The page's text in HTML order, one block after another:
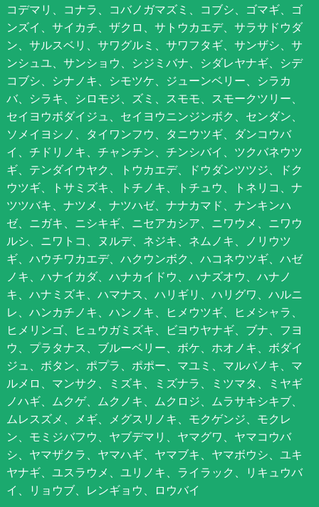
コデマリ、コナラ、コバノガマズミ、コブシ、ゴマギ、ゴ
ンズイ、サイカチ、ザクロ、サトウカエデ、サラサドウダ
ン、サルスベリ、サワグルミ、サワフタギ、サンザシ、サ
ンシュユ、サンショウ、シジミバナ、シダレヤナギ、シデ
コブシ、シナノキ、シモツケ、ジューンベリー、シラカ
バ、シラキ、シロモジ、ズミ、スモモ、スモークツリー、
セイヨウボダイジュ、セイヨウニンジンボク、センダン、
ソメイヨシノ、タイワンフウ、タニウツギ、ダンコウバ
イ、チドリノキ、チャンチン、チンシバイ、ツクバネウツ
ギ、テンダイウヤク、トウカエデ、ドウダンツツジ、ドク
ウツギ、トサミズキ、トチノキ、トチュウ、トネリコ、ナ
ツツバキ、ナツメ、ナツハゼ、ナナカマド、ナンキンハ
ゼ、ニガキ、ニシキギ、ニセアカシア、ニワウメ、ニワウ
ルシ、ニワトコ、ヌルデ、ネジキ、ネムノキ、ノリウツ
ギ、ハウチワカエデ、ハクウンボク、ハコネウツギ、ハゼ
ノキ、ハナイカダ、ハナカイドウ、ハナズオウ、ハナノ
キ、ハナミズキ、ハマナス、ハリギリ、ハリグワ、ハルニ
レ、ハンカチノキ、ハンノキ、ヒメウツギ、ヒメシャラ、
ヒメリンゴ、ヒュウガミズキ、ビヨウヤナギ、ブナ、フヨ
ウ、プラタナス、ブルーベリー、ボケ、ホオノキ、ボダイ
ジュ、ボタン、ポプラ、ポポー、マユミ、マルバノキ、マ
ルメロ、マンサク、ミズキ、ミズナラ、ミツマタ、ミヤギ
ノハギ、ムクゲ、ムクノキ、ムクロジ、ムラサキシキブ、
ムレスズメ、メギ、メグスリノキ、モクゲンジ、モクレ
ン、モミジバフウ、ヤブデマリ、ヤマグワ、ヤマコウバ
シ、ヤマザクラ、ヤマハギ、ヤマブキ、ヤマボウシ、ユキ
ヤナギ、ユスラウメ、ユリノキ、ライラック、リキュウバ
イ、リョウブ、レンギョウ、ロウバイ